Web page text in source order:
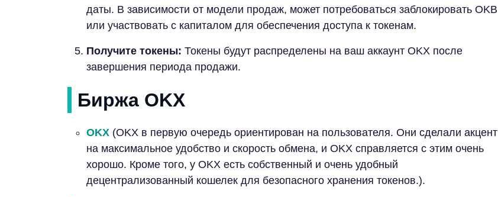
даты. В зависимости от модели продаж, может потребоваться заблокировать OKB
или участвовать с капиталом для обеспечения доступа к токенам.
Получите токены: Токены будут распределены на ваш аккаунт OKX после
завершения периода продажи.
Биржа OKX
OKX (OKX в первую очередь ориентирован на пользователя. Они сделали акцент
на максимальное удобство и скорость обмена, и OKX справляется с этим очень
хорошо. Кроме того, у OKX есть собственный и очень удобный
децентрализованный кошелек для безопасного хранения токенов.).